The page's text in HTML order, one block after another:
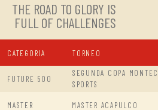
THE ROAD TO GLORY IS
FULL OF CHALLENGES
CATEGORIA TORNEO
FUTURE 500
SEGUNDA COPA
SPORTS
MASTER MASTER ACAPULCO